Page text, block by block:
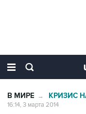
В МИРЕ → КРИЗИС
16:14, 3 марта 2014